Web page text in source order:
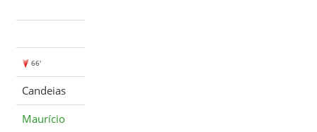
66'
Candeias
Maurício